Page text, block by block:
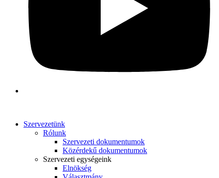
Szervezetünk
Rólunk
Szervezeti dokumentumok
Közérdekű dokumentumok
Szervezeti egységeink
Elnökség